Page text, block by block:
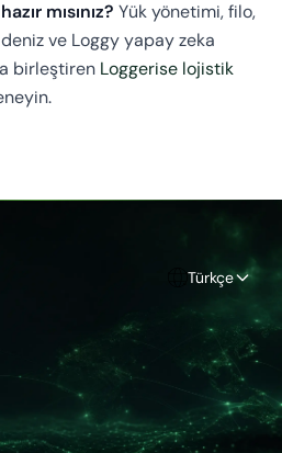
mısınız? Yük yönetimi, filo,
ve Loggy yapay zeka
birleştiren Loggerise lojistik
Türkçe